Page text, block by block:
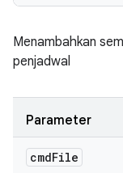
Menambahkan
penjadwal
Parameter
cmdFile